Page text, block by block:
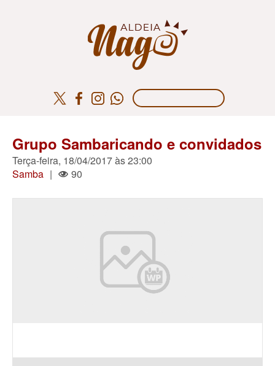
Grupo Sambaricando e convidados
Terça-feira, 18/04/2017 às 23:00
Samba | 90